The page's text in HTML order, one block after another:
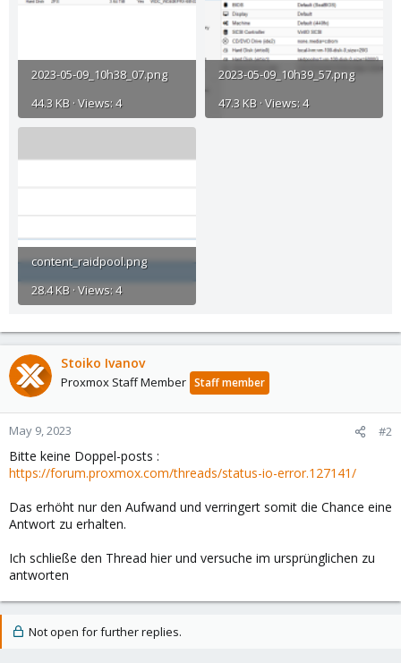
2023-05-09_10h38_07.png
44.3 KB · Views: 4
2023-05-09_10h39_57.png
47.3 KB · Views: 4
content_raidpool.png
28.4 KB · Views: 4
Stoiko Ivanov
Proxmox Staff Member Staff member
May 9, 2023 #2
Bitte keine Doppel-posts :
https://forum.proxmox.com/threads/status-io-error.127141/
Das erhöht nur den Aufwand und verringert somit die Chance eine
Antwort zu erhalten.
Ich schließe den Thread hier und versuche im ursprünglichen zu
antworten
Not open for further replies.